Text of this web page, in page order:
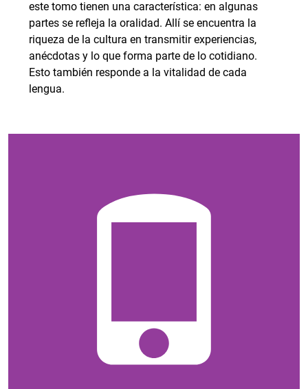
este tomo tienen una característica: en algunas
partes se refleja la oralidad. Allí se encuentra la
riqueza de la cultura en transmitir experiencias,
anécdotas y lo que forma parte de lo cotidiano.
Esto también responde a la vitalidad de cada
lengua.